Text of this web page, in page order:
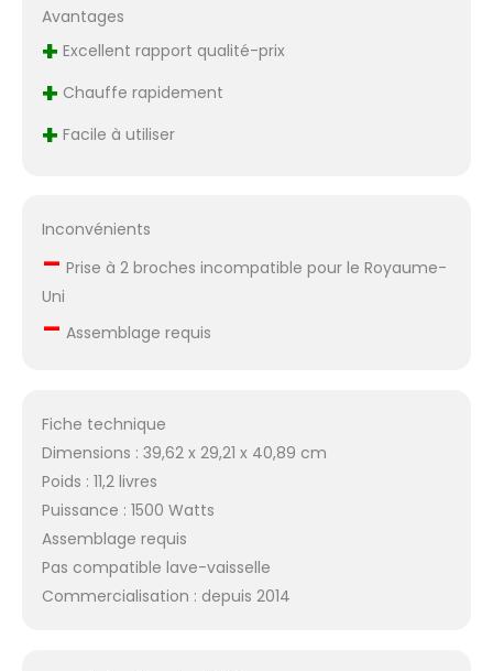
Avantages
+ Excellent rapport qualité-prix
+ Chauffe rapidement
+ Facile à utiliser
Inconvénients
– Prise à 2 broches incompatible pour le Royaume-
Uni
– Assemblage requis
Fiche technique
Dimensions : 39,62 x 29,21 x 40,89 cm
Poids : 11,2 livres
Puissance : 1500 Watts
Assemblage requis
Pas compatible lave-vaisselle
Commercialisation : depuis 2014